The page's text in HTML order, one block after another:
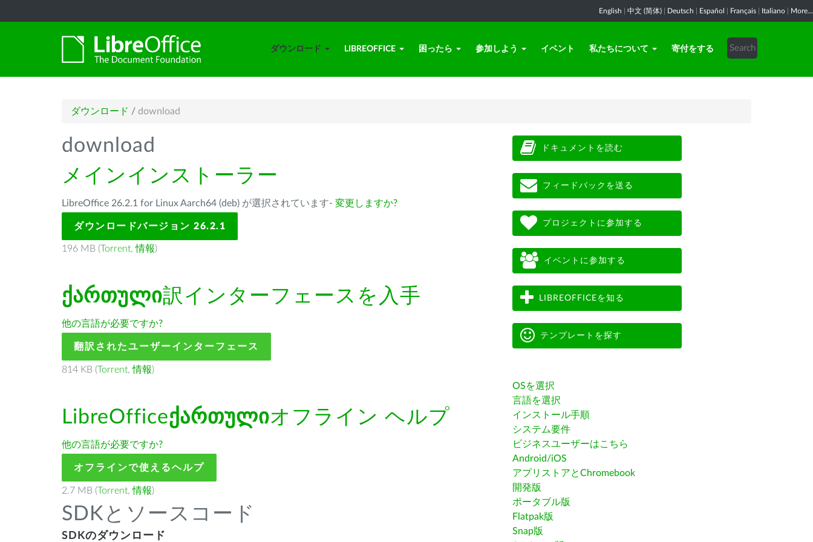
English 中文 (简体) Deutsch Español Français Italiano More...
ダウンロード LIBREOFFICE 困ったら 参加しよう イベント 私たちについて 寄付をする
ダウンロード / download
download
メインインストーラー
LibreOffice 26.2.1 for Linux Aarch64 (deb) が選択されています- 変更しますか?
ダウンロードバージョン 26.2.1
196 MB (Torrent,情報)
ქართული訳インターフェースを入手
他の言語が必要ですか?
翻訳されたユーザーインターフェース
814 KB (Torrent,情報)
LibreOfficeქართულიオフライン ヘルプ
他の言語が必要ですか?
オフラインで使えるヘルプ
2.7 MB (Torrent,情報)
SDKとソースコード
SDKのダウンロード
ドキュメントを読む
フィードバックを送る
プロジェクトに参加する
イベントに参加する
LIBREOFFICEを知る
テンプレートを探す
OSを選択
言語を選択
インストール手順
システム要件
ビジネスユーザーはこちら
Android/iOS
アプリストアとChromebook
開発版
ポータブル版
Flatpak版
Snap版